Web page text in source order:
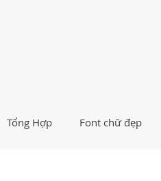
Tổng Hợp Font chữ đẹp